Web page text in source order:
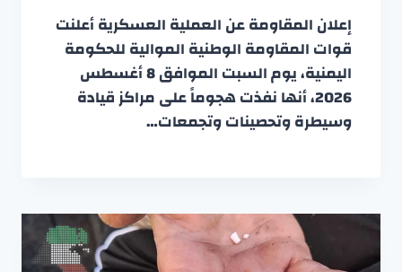
إعلان المقاومة عن العملية العسكرية أعلنت
قوات المقاومة الوطنية الموالية للحكومة
اليمنية، يوم السبت الموافق 8 أغسطس
2026، أنها نفذت هجوماً على مراكز قيادة
وسيطرة وتحصينات وتجمعات…